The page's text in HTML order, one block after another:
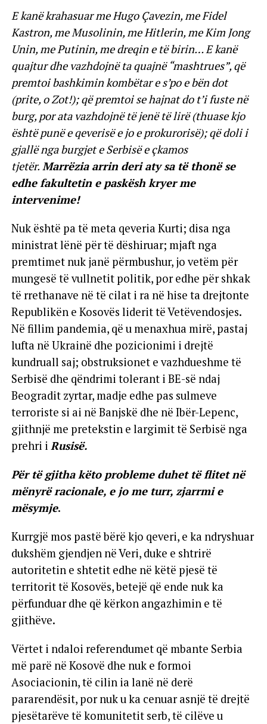
E kanë krahasuar me Hugo Çavezin, me Fidel
Kastron, me Musolinin, me Hitlerin, me Kim Jong
Unin, me Putinin, me dreqin e të birin… E kanë
quajtur dhe vazhdojnë ta quajnë “mashtrues”, që
premtoi bashkimin kombëtar e s’po e bën dot
(prite, o Zot!); që premtoi se hajnat do t’i fuste në
burg, por ata vazhdojnë të jenë të lirë (thuase kjo
është punë e qeverisë e jo e prokurorisë); që doli i
gjallë nga burgjet e Serbisë e çkamos
tjetër. Marrëzia arrin deri aty sa të thonë se
edhe fakultetin e paskësh kryer me
intervenime!
Nuk është pa të meta qeveria Kurti; disa nga
ministrat lënë për të dëshiruar; mjaft nga
premtimet nuk janë përmbushur, jo vetëm për
mungesë të vullnetit politik, por edhe për shkak
të rrethanave në të cilat i ra në hise ta drejtonte
Republikën e Kosovës liderit të Vetëvendosjes.
Në fillim pandemia, që u menaxhua mirë, pastaj
lufta në Ukrainë dhe pozicionimi i drejtë
kundruall saj; obstruksionet e vazhdueshme të
Serbisë dhe qëndrimi tolerant i BE-së ndaj
Beogradit zyrtar, madje edhe pas sulmeve
terroriste si ai në Banjskë dhe në Ibër-Lepenc,
gjithnjë me pretekstin e largimit të Serbisë nga
prehri i Rusisë.
Për të gjitha këto probleme duhet të flitet në
mënyrë racionale, e jo me turr, zjarrmi e
mësymje.
Kurrgjë mos pastë bërë kjo qeveri, e ka ndryshuar
dukshëm gjendjen në Veri, duke e shtrirë
autoritetin e shtetit edhe në këtë pjesë të
territorit të Kosovës, betejë që ende nuk ka
përfunduar dhe që kërkon angazhimin e të
gjithëve.
Vërtet i ndaloi referendumet që mbante Serbia
më parë në Kosovë dhe nuk e formoi
Asociacionin, të cilin ia lanë në derë
pararendësit, por nuk u ka cenuar asnjë të drejtë
pjesëtarëve të komunitetit serb, të cilëve u